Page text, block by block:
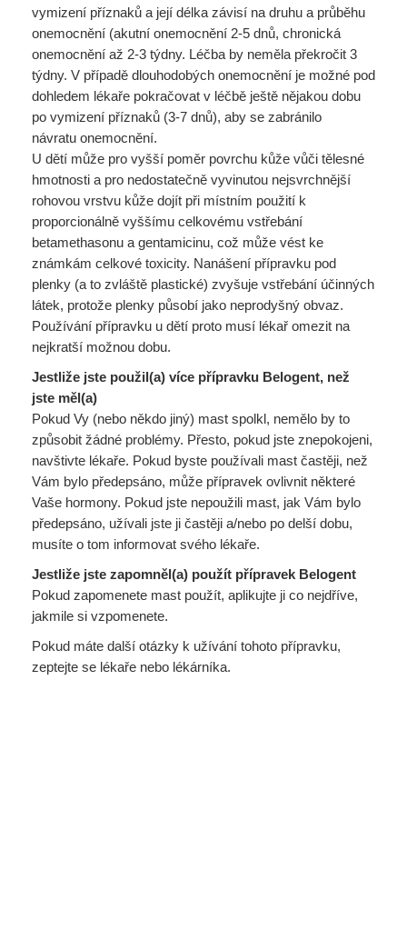
vymizení příznaků a její délka závisí na druhu a průběhu
onemocnění (akutní onemocnění 2-5 dnů, chronická
onemocnění až 2-3 týdny. Léčba by neměla překročit 3
týdny. V případě dlouhodobých onemocnění je možné pod
dohledem lékaře pokračovat v léčbě ještě nějakou dobu
po vymizení příznaků (3-7 dnů), aby se zabránilo
návratu onemocnění.
U dětí může pro vyšší poměr povrchu kůže vůči tělesné
hmotnosti a pro nedostatečně vyvinutou nejsvrchnější
rohovou vrstvu kůže dojít při místním použití k
proporcionálně vyššímu celkovému vstřebání
betamethasonu a gentamicinu, což může vést ke
známkám celkové toxicity. Nanášení přípravku pod
plenky (a to zvláště plastické) zvyšuje vstřebání účinných
látek, protože plenky působí jako neprodyšný obvaz.
Používání přípravku u dětí proto musí lékař omezit na
nejkratší možnou dobu.
Jestliže jste použil(a) více přípravku Belogent, než
jste měl(a)
Pokud Vy (nebo někdo jiný) mast spolkl, nemělo by to
způsobit žádné problémy. Přesto, pokud jste znepokojeni,
navštivte lékaře. Pokud byste používali mast častěji, než
Vám bylo předepsáno, může přípravek ovlivnit některé
Vaše hormony. Pokud jste nepoužili mast, jak Vám bylo
předepsáno, užívali jste ji častěji a/nebo po delší dobu,
musíte o tom informovat svého lékaře.
Jestliže jste zapomněl(a) použít přípravek Belogent
Pokud zapomenete mast použít, aplikujte ji co nejdříve,
jakmile si vzpomenete.
Pokud máte další otázky k užívání tohoto přípravku,
zeptejte se lékaře nebo lékárníka.